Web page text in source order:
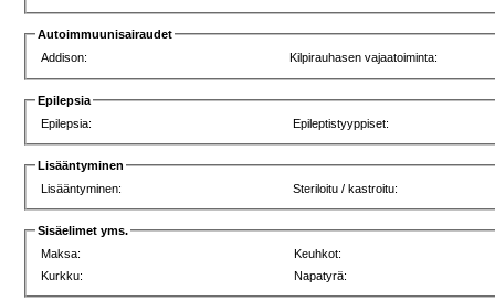
Autoimmuunisairaudet
Addison:
Kilpirauhasen vajaatoiminta:
Epilepsia
Epilepsia:
Epileptistyyppiset:
Lisääntyminen
Lisääntyminen:
Steriloitu / kastroitu:
Sisäelimet yms.
Maksa:
Keuhkot:
Kurkku:
Napatyrä: